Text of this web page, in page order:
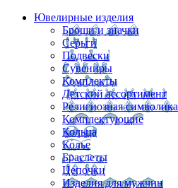
Ювелирные изделия
Броши и значки
Серьги
Подвески
Сувениры
Комплекты
Детский ассортимент
Религиозная символика
Комплектующие
Кольца
Колье
Браслеты
Цепочки
Изделия для мужчин